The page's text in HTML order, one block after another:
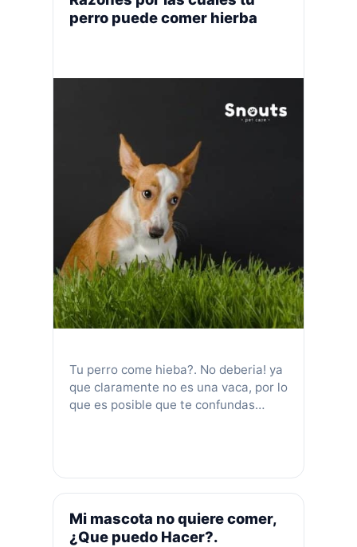
que …Leer más
perro puede comer hierba
Tu perro come hieba?. No deberia! ya
que claramente no es una vaca, por lo
que es posible que te confundas
¿Aburrido? ¿Enfermo? ¿Comer hierba
le hará daño? Hay una variedad de
razones por las que su perro podría
estar comiendo hierba. …Leer más
Mi mascota no quiere comer,
¿Que puedo Hacer?.